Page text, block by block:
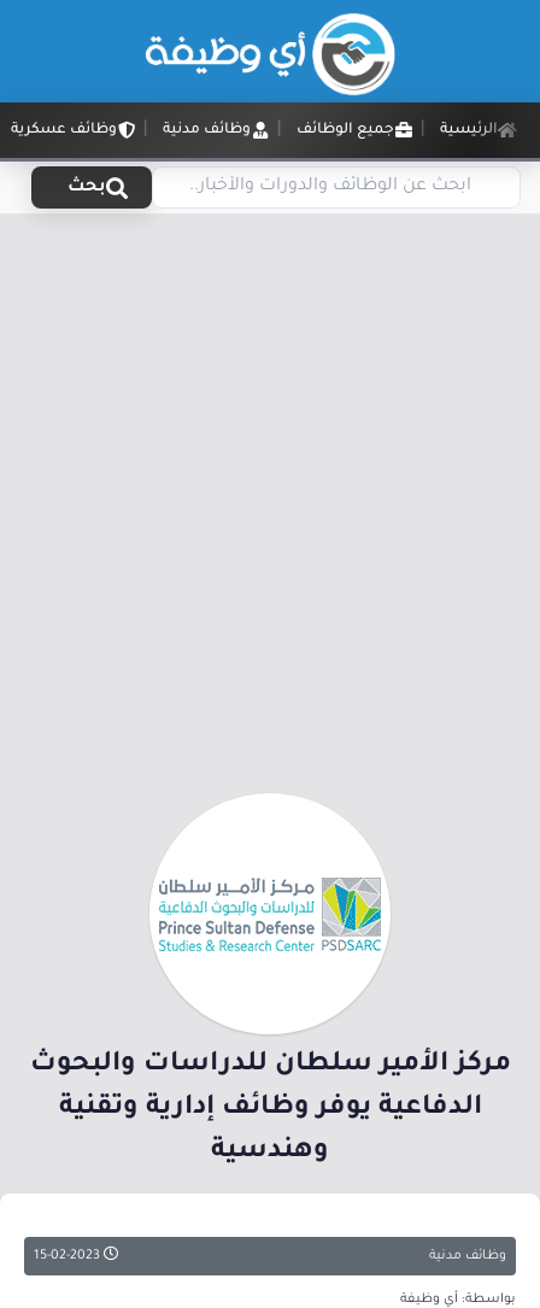
الرئيسية جميع الوظائف وظائف مدنية وظائف عسكرية
بحث
مركز الأمير سلطان للدراسات والبحوث
الدفاعية يوفر وظائف إدارية وتقنية
وهندسية
وظائف مدنية
بواسطة: أي وظيفة